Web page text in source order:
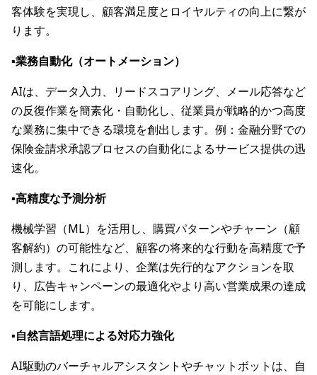
客体験を実現し、顧客満足度とロイヤルティの向上に繋が
ります。
▪️業務自動化（オートメーション）
AIは、データ入力、リードスコアリング、メール応答など
の反復作業を簡素化・自動化し、従業員が戦略的かつ高度
な業務に集中できる環境を創出します。例：金融分野での
保険金請求承認プロセスの自動化によるサービス提供の迅
速化。
▪️高精度な予測分析
機械学習（ML）を活用し、購買パターンやチャーン（顧
客解約）の可能性など、顧客の将来的な行動を高精度で予
測します。これにより、企業は先行的なアクションを取
り、広告キャンペーンの最適化やより高い営業成果の達成
を可能にします。
▪️自然言語処理による対応力強化
AI駆動のバーチャルアシスタントやチャットボットは、自